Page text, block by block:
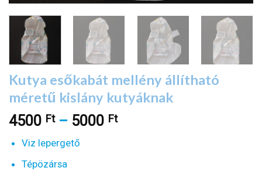
Kutya esőkabát mellény állítható
méretű kislány kutyáknak
4500 Ft – 5000 FtÁrtartomány:
Viz lepergető
Tépözársa